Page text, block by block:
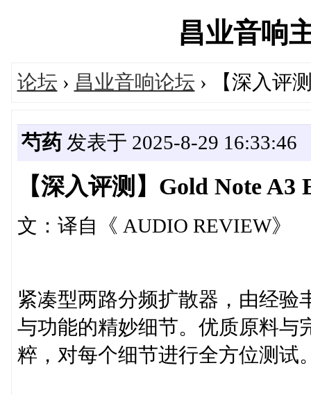
昌业音响
论坛 › 昌业音响论坛 › 【深入评
芍药发表于 2025-8-29 16:33:46
【深入评测】Gold Note
文：译自《 AUDIO REVIEW》
紧凑型两路分频扩散器，由经验
与功能的精妙细节。优质原料与
粹，对每个细节进行全方位测试